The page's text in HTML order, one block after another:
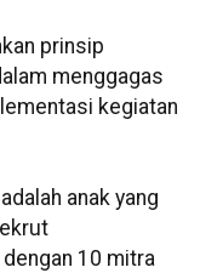
prinsip
menggagas
kegiatan
anak yang
10 mitra